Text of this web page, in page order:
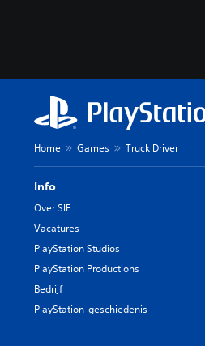
Home Games Truck Driver
Info
Over SIE
Vacatures
PlayStation Studios
PlayStation Productions
Bedrijf
PlayStation-geschiedenis